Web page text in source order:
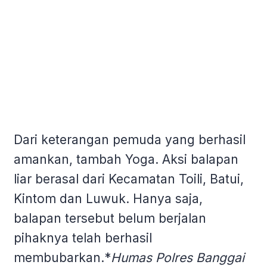
Dari keterangan pemuda yang berhasil
amankan, tambah Yoga. Aksi balapan
liar berasal dari Kecamatan Toili, Batui,
Kintom dan Luwuk. Hanya saja,
balapan tersebut belum berjalan
pihaknya telah berhasil
membubarkan.*Humas Polres Banggai